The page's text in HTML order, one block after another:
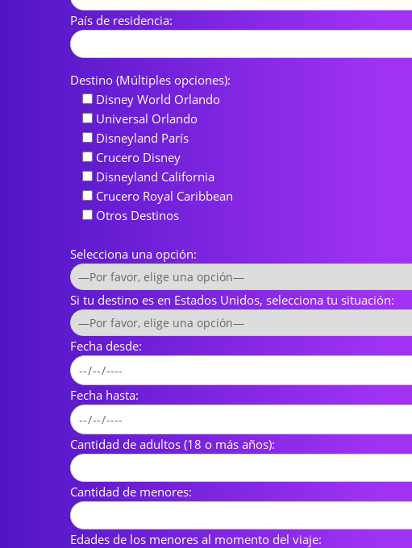
País de residencia:
Destino (Múltiples opciones):
Disney World Orlando
Universal Orlando
Disneyland París
Crucero Disney
Disneyland California
Crucero Royal Caribbean
Otros Destinos
Selecciona una opción:
Si tu destino es en Estados Unidos, selecciona tu situación:
Fecha desde:
Fecha hasta:
Cantidad de adultos (18 o más años):
Cantidad de menores:
Edades de los menores al momento del viaje: